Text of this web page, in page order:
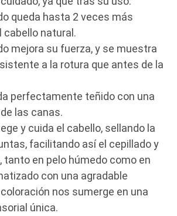
queda hasta 2 veces más
cabello natural.
mejora su fuerza, y se muestra
a la rotura que antes de la
perfectamente teñido con una
las canas.
y cuida el cabello, sellando la
facilitando así el cepillado y
tanto en pelo húmedo como en
con una agradable
nos sumerge en una
única.